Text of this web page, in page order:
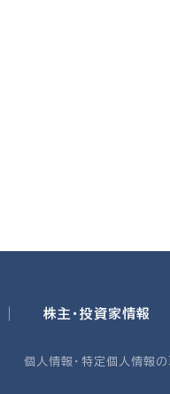
株主・投資家情報
個人情報・特定個人情報